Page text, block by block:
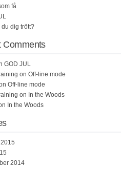
få
du dig trött?
Comments
GOD JUL
on Off-line mode
Off-line mode
on In the Woods
In the Woods
2014